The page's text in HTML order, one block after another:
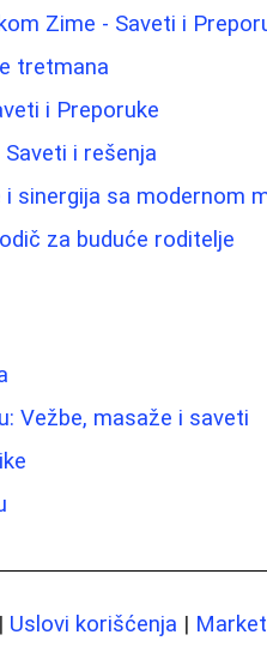
Zime - Saveti i
tretmana
i Preporuke
i rešenja
sinergija sa modernom
za buduće roditelje
Vežbe, masaže i saveti
| Uslovi korišćenja |